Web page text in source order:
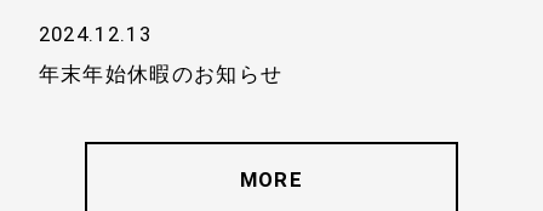
2024.12.13
年末年始休暇のお知らせ
MORE